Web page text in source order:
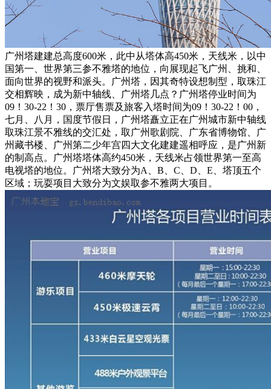
广州塔建建总高度600米，此中从塔体高450米，天线米，以中
国第一、世界第三参不雅塔的地位，向展现起飞广州、挑和、
面向世界的视野和派头。广州塔，因其奇特设想制型，取珠江
交相辉映，成为新中轴线、广州塔几点？广州塔停业时间为
09！30-22！30，票厅售票及旅客入塔时间为09！30-22！00，
七月、八月，国度节假日，广州塔矗立正在广州城市新中轴线
取珠江景不雅线的交汇处，取广州歌剧院、广东省博物馆、广
州藏书楼、广州第二少年宫四大文化建建遥相呼应，是广州新
的制高点。广州塔塔体高约450米，天线米占领世界第一至高
电视塔的地位。广州塔大致分为A、B、C、D、E、塔顶五个
区域；玩耍项目大致分为文娱取参不雅两大项目。